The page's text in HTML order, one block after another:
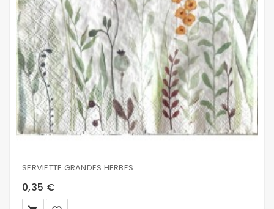
SERVIETTE GRANDES HERBES
0,35 €